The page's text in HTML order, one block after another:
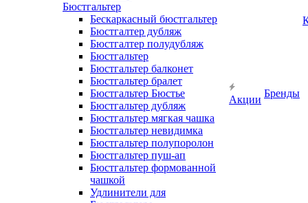
Бюстгальтер
Бескаркасный бюстгальтер
Бюстгалтер дубляж
Бюстгалтер полудубляж
Бюстгальтер
Бюстгальтер балконет
Бюстгальтер бралет
Бюстгальтер Бюстье
Бюстгальтер дубляж
Бюстгальтер мягкая чашка
Бюстгальтер невидимка
Бюстгальтер полупоролон
Бюстгальтер пуш-ап
Бюстгальтер формованной
чашкой
Удлинители для
Акции
Бренды